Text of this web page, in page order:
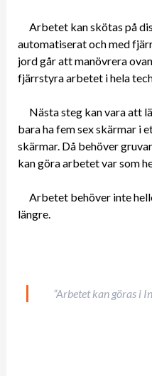
Arbetet kan skötas på
automatiserat och med
jord går att manövrera
fjärrstyra arbetet i hela
Nästa steg kan vara att
bara ha fem sex skärmar i
skärmar. Då behöver
kan göra arbetet var som
Arbetet behöver inte
längre.
”Arbetet kan göras i